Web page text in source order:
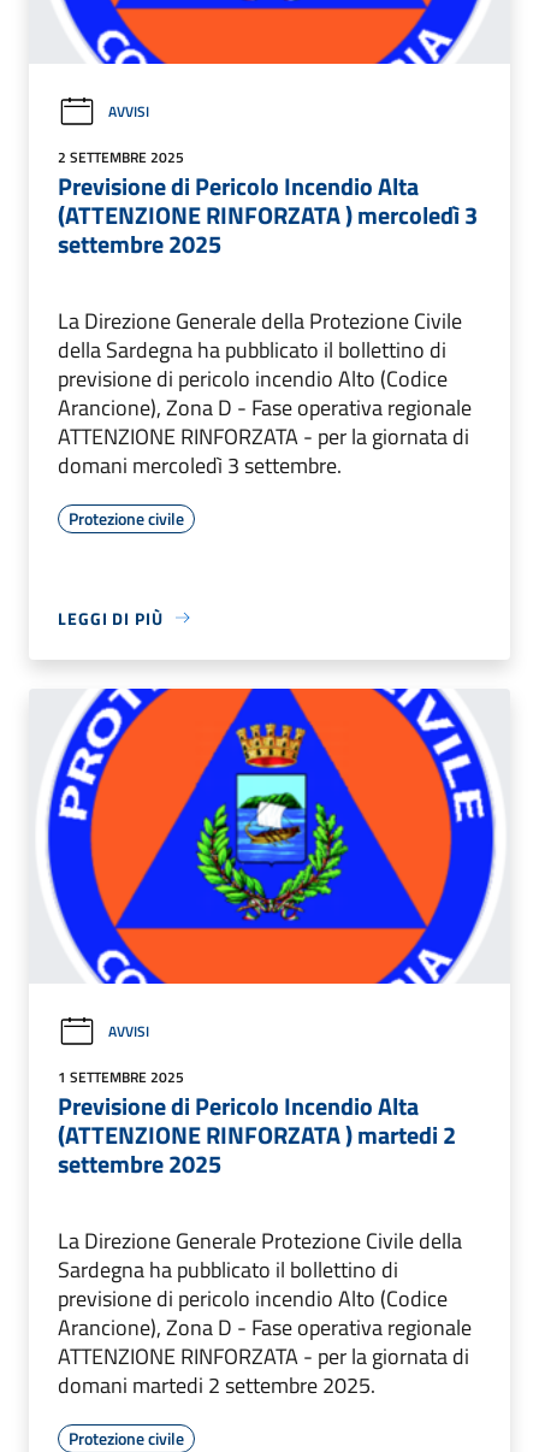
AVVISI
2 SETTEMBRE 2025
Previsione di Pericolo Incendio Alta
(ATTENZIONE RINFORZATA ) mercoledì 3
settembre 2025
La Direzione Generale della Protezione Civile
della Sardegna ha pubblicato il bollettino di
previsione di pericolo incendio Alto (Codice
Arancione), Zona D - Fase operativa regionale
ATTENZIONE RINFORZATA - per la giornata di
domani mercoledì 3 settembre.
Protezione civile
LEGGI DI PIÙ
AVVISI
1 SETTEMBRE 2025
Previsione di Pericolo Incendio Alta
(ATTENZIONE RINFORZATA ) martedi 2
settembre 2025
La Direzione Generale Protezione Civile della
Sardegna ha pubblicato il bollettino di
previsione di pericolo incendio Alto (Codice
Arancione), Zona D - Fase operativa regionale
ATTENZIONE RINFORZATA - per la giornata di
domani martedi 2 settembre 2025.
Protezione civile